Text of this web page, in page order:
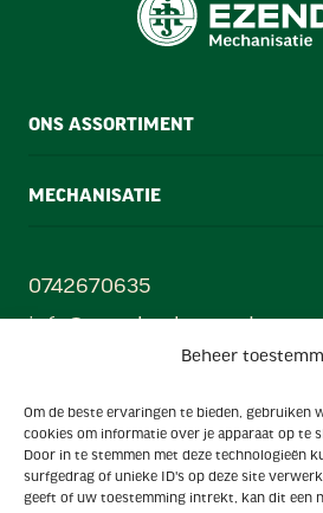
Beheer
Om de beste ervaringen te bieden, gebruiken
cookies om informatie over je apparaat op te
Door in te stemmen met deze technologieën
surfgedrag of unieke ID's op deze site
geeft of uw toestemming intrekt, kan dit een
ONS ASSORTIMENT
MECHANISATIE
0742670635
info@ezendamborne.nl
Oonksweg 35, 7622 AW, Borne
Hanzestraat 33, 7622 AX, Borne